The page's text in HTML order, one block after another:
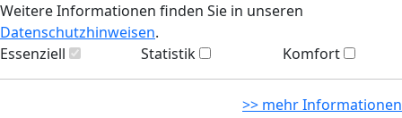
Weitere Informationen finden Sie in unseren
Datenschutzhinweisen.
Essenziell
Statistik Komfort
>> mehr Informationen